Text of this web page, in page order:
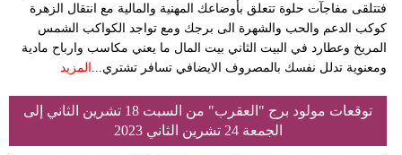
فتتلقى مفاجآت حلوة تتعلق بأوضاعك المهنية والمالية مع انتقال الزهرة
كوكب الدعم والحب والشهرة الى برجك ومع تواجد الكواكب الشمس
المريخ وعطارد في البيت الثاني بيت المال ما يعني مكاسب وارباح مادية
ومعنوية تدلل نفسك بالمصروف الايضافي تسافر تشتري...
المزيد
توقعات مولود برج "العقرب" من السبت 18 تشرين الثاني إلى
الجمعة 24 تشرين الثاني 2023